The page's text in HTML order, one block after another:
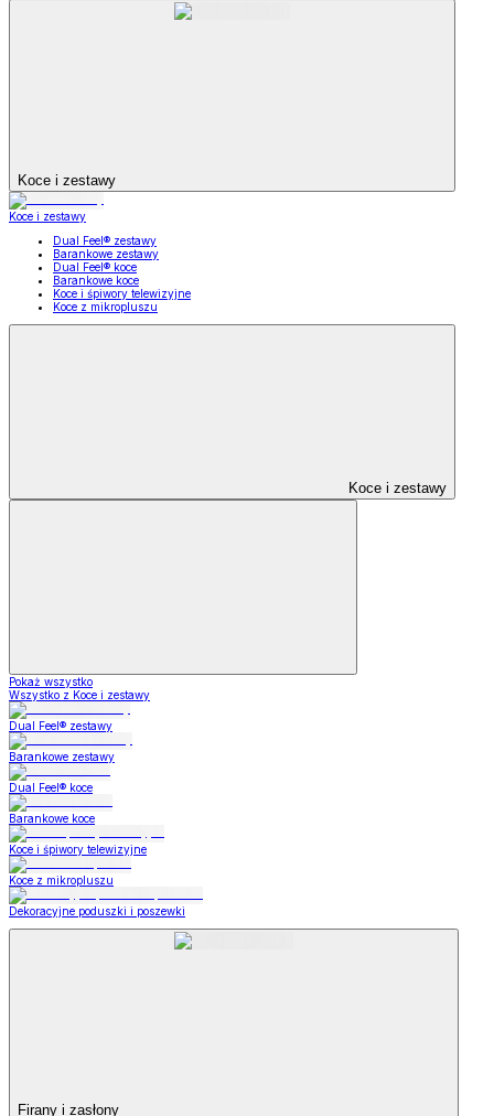
Koce i zestawy
Koce i zestawy
Dual Feel® zestawy
Barankowe zestawy
Dual Feel® koce
Barankowe koce
Koce i śpiwory telewizyjne
Koce z mikropluszu
Koce i zestawy
Pokaż wszystko
Wszystko z Koce i zestawy
Dual Feel® zestawy
Barankowe zestawy
Dual Feel® koce
Barankowe koce
Koce i śpiwory telewizyjne
Koce z mikropluszu
Dekoracyjne poduszki i poszewki
Firany i zasłony